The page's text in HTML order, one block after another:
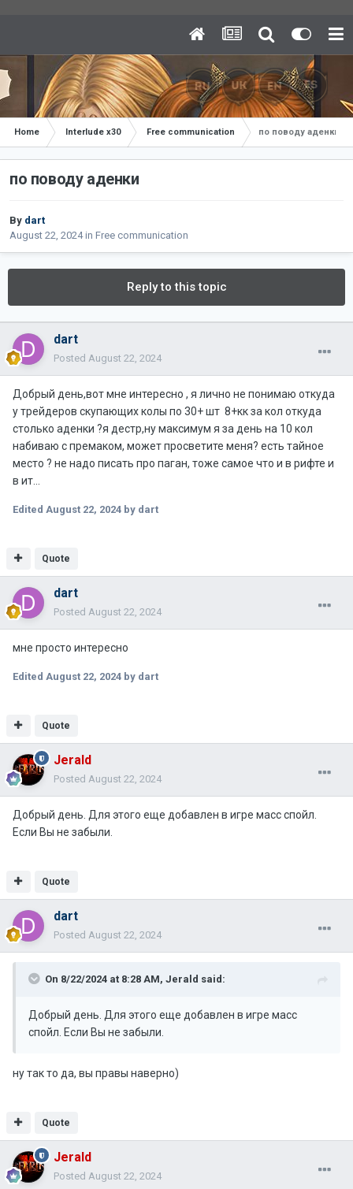
Home Interlude x30 Free communication по поводу аденки
по поводу аденки
By dart
August 22, 2024in Free communication
Reply to this topic
dart
Posted August 22, 2024
Добрый день,вот мне интересно , я лично не понимаю откуда
у трейдеров скупающих колы по 30+ шт 8+кк за кол откуда
столько аденки ?я дестр,ну максимум я за день на 10 кол
набиваю с премаком, может просветите меня? есть тайное
место ? не надо писать про паган, тоже самое что и в рифте и
в ит...
Edited August 22, 2024 by dart
Quote
dart
Posted August 22, 2024
мне просто интересно
Edited August 22, 2024 by dart
Quote
Jerald
Posted August 22, 2024
Добрый день. Для этого еще добавлен в игре масс спойл.
Если Вы не забыли.
Quote
dart
Posted August 22, 2024
On 8/22/2024 at 8:28 AM, Jerald said:
Добрый день. Для этого еще добавлен в игре масс
спойл. Если Вы не забыли.
ну так то да, вы правы наверно)
Quote
Jerald
Posted August 22, 2024